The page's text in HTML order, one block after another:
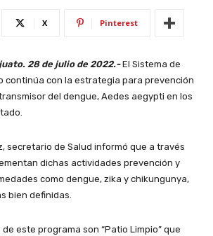
X Pinterest
28 de julio de 2022.-El Sistema de
continúa con la estrategia para prevención
del dengue, Aedes aegypti en los
secretario de Salud informó que a través
dichas actividades prevención y
como dengue, zika y chikungunya,
bien definidas.
este programa son “Patio Limpio” que